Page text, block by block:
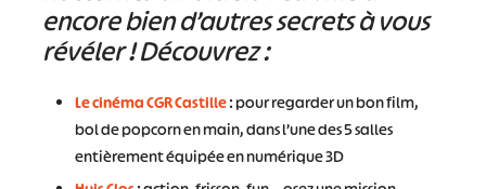
encore bien d’autres secrets à vous
révéler ! Découvrez :
Le cinéma CGR Castille: pour regarder un bon film,
bol de popcorn en main, dans l’une des 5 salles
entièrement équipée en numérique 3D